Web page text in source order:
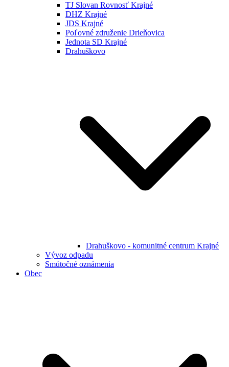
TJ Slovan Rovnosť Krajné
DHZ Krajné
JDS Krajné
Poľovné združenie Drieňovica
Jednota SD Krajné
Drahuškovo
Drahuškovo - komunitné centrum Krajné
Vývoz odpadu
Smútočné oznámenia
Obec